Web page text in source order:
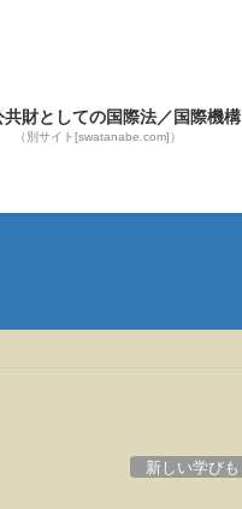
共財としての国際法／国際機構
（別サイト[swatanabe.com]）
新しい学びも